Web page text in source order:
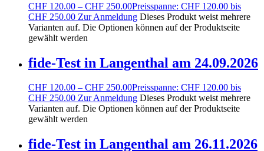
CHF 120.00 – CHF 250.00Preisspanne: CHF 120.00 bis
CHF 250.00 Zur Anmeldung Dieses Produkt weist mehrere
Varianten auf. Die Optionen können auf der Produktseite
gewählt werden
fide-Test in Langenthal am 24.09.2026
CHF 120.00 – CHF 250.00Preisspanne: CHF 120.00 bis
CHF 250.00 Zur Anmeldung Dieses Produkt weist mehrere
Varianten auf. Die Optionen können auf der Produktseite
gewählt werden
fide-Test in Langenthal am 26.11.2026